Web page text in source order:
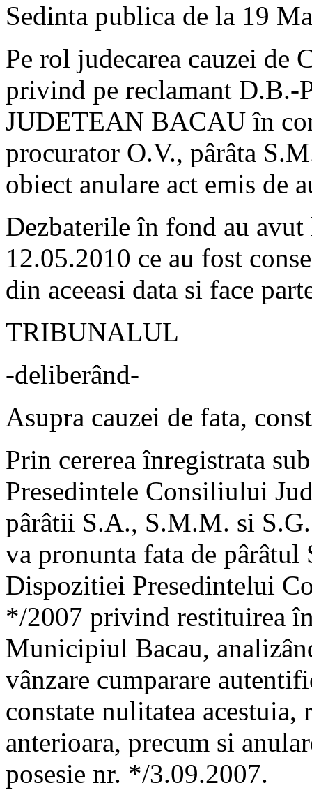
Sedinta publica de la 19
Pe rol judecarea cauzei de
privind pe reclamant
JUDETEAN BACAU în
procurator O.V., pârâta
obiect anulare act emis de
Dezbaterile în fond au
12.05.2010 ce au fost
din aceeasi data si face
TRIBUNALUL
-deliberând-
Asupra cauzei de fata,
Prin cererea înregistrata
Presedintele Consiliului
pârâtii S.A., S.M.M. si
va pronunta fata de pârâtul
Dispozitiei Presedintelui
*/2007 privind restituirea
Municipiul Bacau,
vânzare cumparare
constate nulitatea
anterioara, precum si
posesie nr. */3.09.2007.